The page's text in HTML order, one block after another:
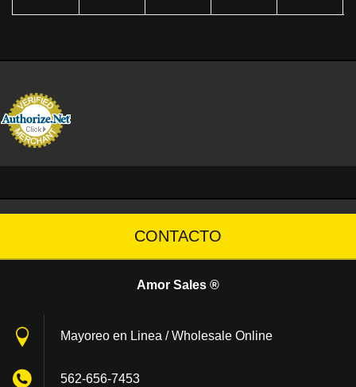
CONTACTO
Amor Sales ®
Mayoreo en Linea / Wholesale Online
562-656-7453